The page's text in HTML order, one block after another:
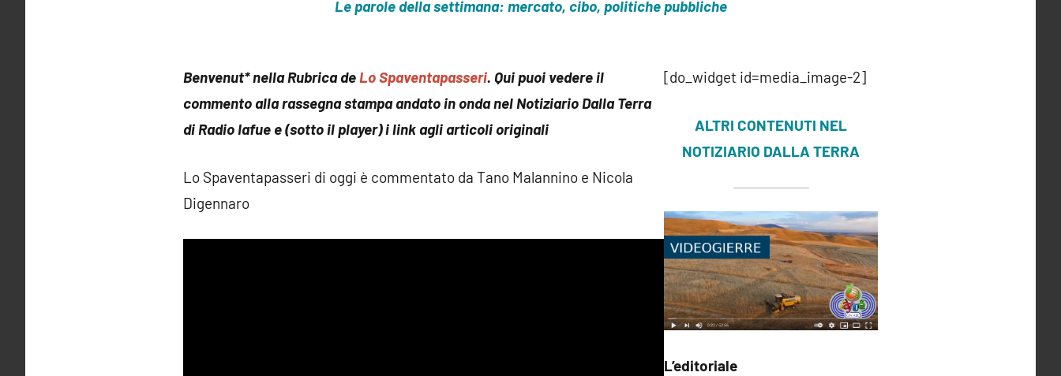
Le parole della settimana: mercato, cibo, politiche pubbliche
Benvenut* nella Rubrica de Lo Spaventapasseri. Qui puoi vedere il
commento alla rassegna stampa andato in onda nel Notiziario Dalla Terra
di Radio Iafue e (sotto il player) i link agli articoli originali
Lo Spaventapasseri di oggi è commentato da Tano Malannino e Nicola
Digennaro
[do_widget id=media_image-2]
ALTRI CONTENUTI NEL
NOTIZIARIO DALLA TERRA
L’editoriale